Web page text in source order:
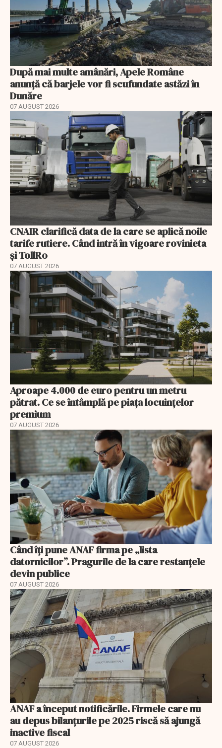
După mai multe amânări, Apele Române
anunță că barjele vor fi scufundate astăzi în
Dunăre
07 AUGUST 2026
CNAIR clarifică data de la care se aplică noile
tarife rutiere. Când intră în vigoare rovinieta
și TollRo
07 AUGUST 2026
Aproape 4.000 de euro pentru un metru
pătrat. Ce se întâmplă pe piața locuințelor
premium
07 AUGUST 2026
Când îți pune ANAF firma pe „lista
datornicilor”. Pragurile de la care restanțele
devin publice
07 AUGUST 2026
ANAF a început notificările. Firmele care nu
au depus bilanțurile pe 2025 riscă să ajungă
inactive fiscal
07 AUGUST 2026